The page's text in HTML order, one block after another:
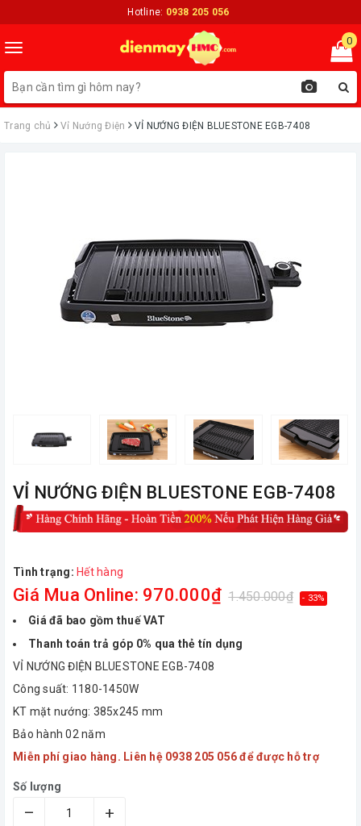
Hotline: 0938 205 056
Toggle
navigation
0
Trang chủ Vỉ Nướng Điện VỈ NƯỚNG ĐIỆN BLUESTONE EGB-7408
VỈ NƯỚNG ĐIỆN BLUESTONE EGB-7408
Tình trạng: Hết hàng
Giá Mua Online: 970.000₫ 1.450.000₫ - 33%
Giá đã bao gồm thuế VAT
Thanh toán trả góp 0% qua thẻ tín dụng
VỈ NƯỚNG ĐIỆN BLUESTONE EGB-7408
Công suất: 1180-1450W
KT mặt nướng: 385x245 mm
Bảo hành 02 năm
Miễn phí giao hàng. Liên hệ 0938 205 056 để được hỗ trợ
Số lượng
– +